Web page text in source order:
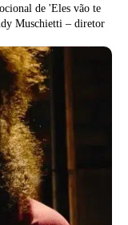
de 'Eles vão te
Muschietti – diretor